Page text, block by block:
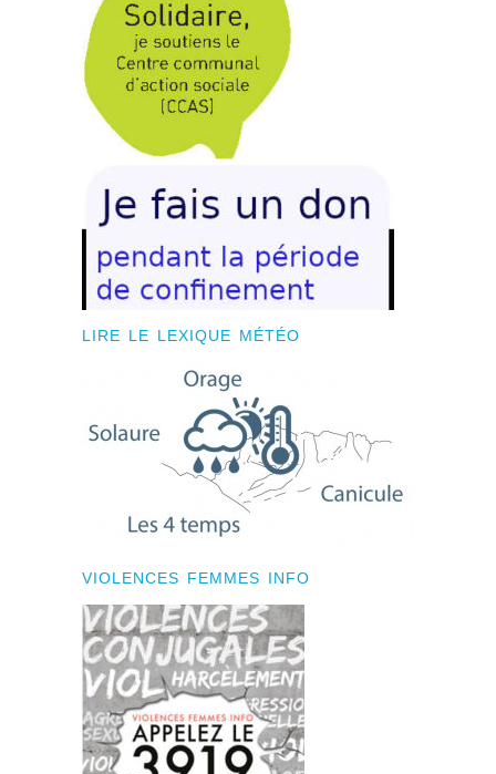
LIRE LE LEXIQUE MÉTÉO
VIOLENCES FEMMES INFO